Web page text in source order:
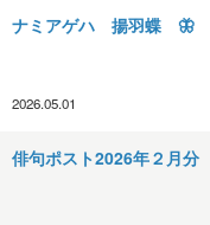
ナミアゲハ 揚羽蝶 🦋
2026.05.01
俳句ポスト2026年２月分